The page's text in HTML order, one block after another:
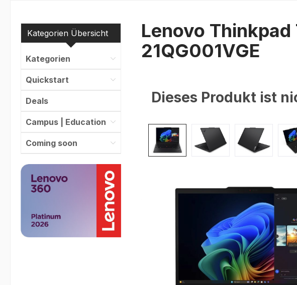
Kategorien Übersicht
Kategorien
Quickstart
Deals
Campus | Education
Coming soon
Lenovo Thinkpad
21QG001VGE
Dieses Produkt ist
Bildergalerie überspringen